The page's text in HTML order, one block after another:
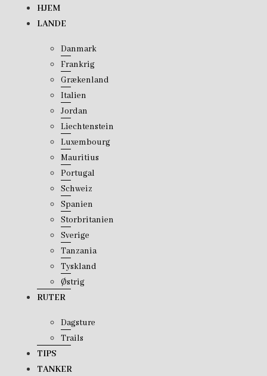
HJEM
LANDE
Danmark
Frankrig
Grækenland
Italien
Jordan
Liechtenstein
Luxembourg
Mauritius
Portugal
Schweiz
Spanien
Storbritanien
Sverige
Tanzania
Tyskland
Østrig
RUTER
Dagsture
Trails
TIPS
TANKER